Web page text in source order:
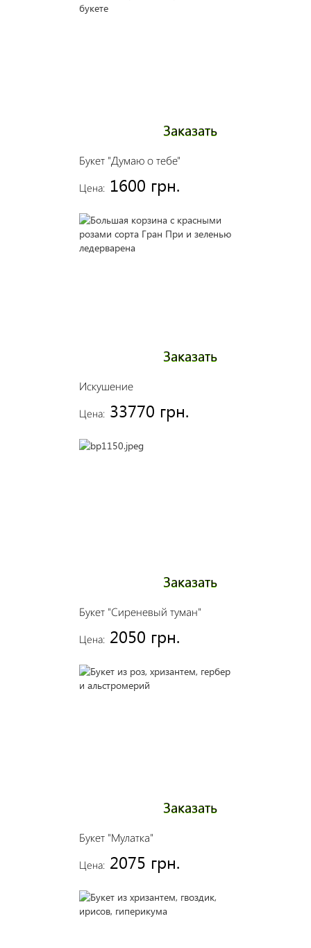
Букет "Думаю о тебе"
Цена: 1600 грн.
Заказать
Искушение
Цена: 33770 грн.
Заказать
Букет "Сиреневый туман"
Цена: 2050 грн.
Заказать
Букет "Мулатка"
Цена: 2075 грн.
Заказать